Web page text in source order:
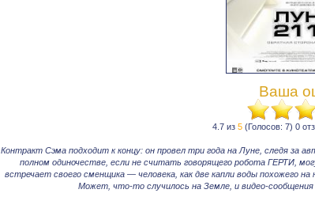
Ваша
4.7 из 5(Голосов: 7) 0
Контракт Сэма подходит к концу: он провел три года на Луне, следя за
полном одиночестве, если не считать говорящего робота ГЕРТИ,
встречает своего сменщика — человека, как две капли воды похожего
Может, что-то случилось на Земле, и видео-